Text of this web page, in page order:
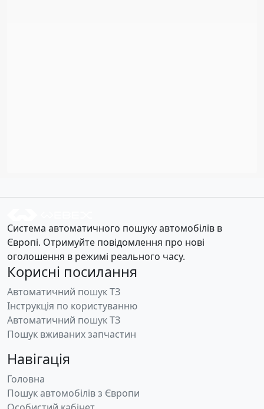
Система автоматичного пошуку автомобілів в
Європі. Отримуйте повідомлення про нові
оголошення в режимі реального часу.
Корисні посилання
Автоматичний пошук ТЗ
Інструкція по користуванню
Автоматичний пошук ТЗ
Пошук вживаних запчастин
Навігація
Головна
Пошук автомобілів з Європи